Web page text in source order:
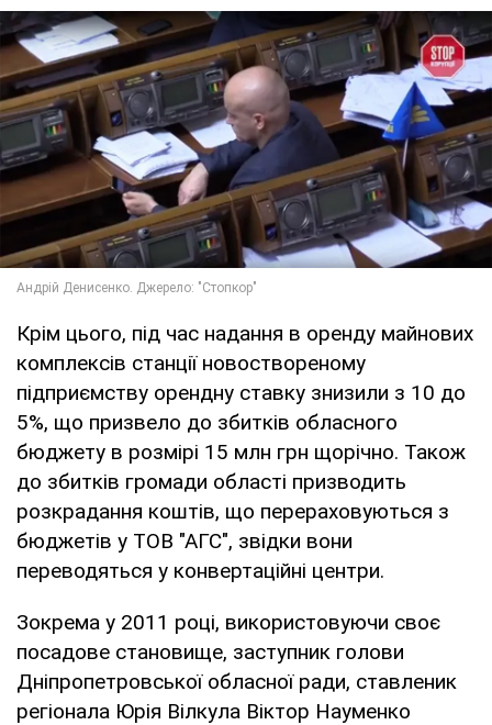
Крім цього, під час надання в оренду майнових
комплексів станції новоствореному
підприємству орендну ставку знизили з 10 до
5%, що призвело до збитків обласного
бюджету в розмірі 15 млн грн щорічно. Також
до збитків громади області призводить
розкрадання коштів, що перераховуються з
бюджетів у ТОВ "АГС", звідки вони
переводяться у конвертаційні центри.
Зокрема у 2011 році, використовуючи своє
посадове становище, заступник голови
Дніпропетровської обласної ради, ставленик
регіонала Юрія Вілкула Віктор Науменко